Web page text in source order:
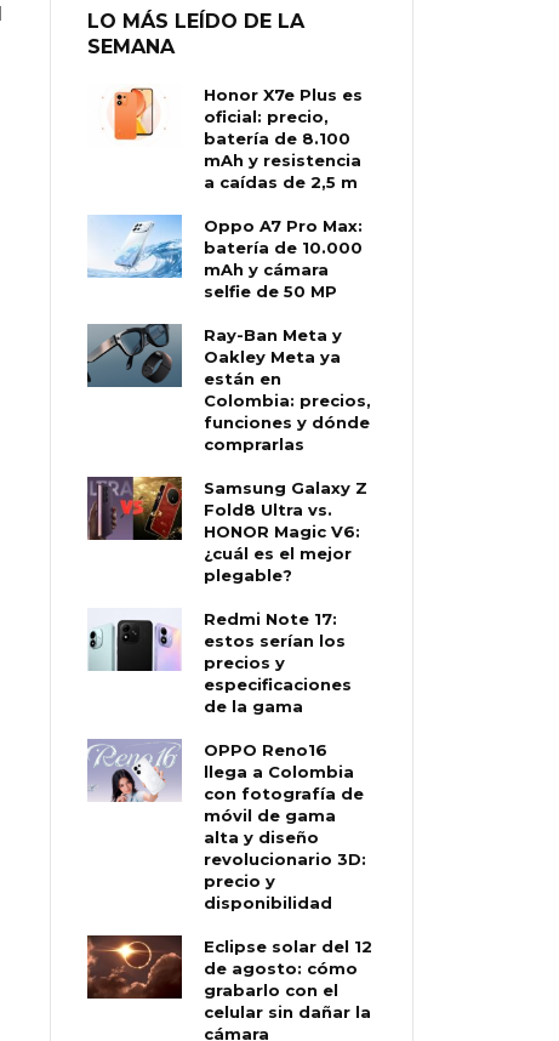
LO MÁS LEÍDO DE LA
SEMANA
Honor X7e Plus es
oficial: precio,
batería de 8.100
mAh y resistencia
a caídas de 2,5 m
Oppo A7 Pro Max:
batería de 10.000
mAh y cámara
selfie de 50 MP
Ray-Ban Meta y
Oakley Meta ya
están en
Colombia: precios,
funciones y dónde
comprarlas
Samsung Galaxy Z
Fold8 Ultra vs.
HONOR Magic V6:
¿cuál es el mejor
plegable?
Redmi Note 17:
estos serían los
precios y
especificaciones
de la gama
OPPO Reno16
llega a Colombia
con fotografía de
móvil de gama
alta y diseño
revolucionario 3D:
precio y
disponibilidad
Eclipse solar del 12
de agosto: cómo
grabarlo con el
celular sin dañar la
cámara